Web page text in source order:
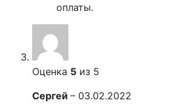
оплаты.
Оценка 5 из 5
Сергей – 03.02.2022